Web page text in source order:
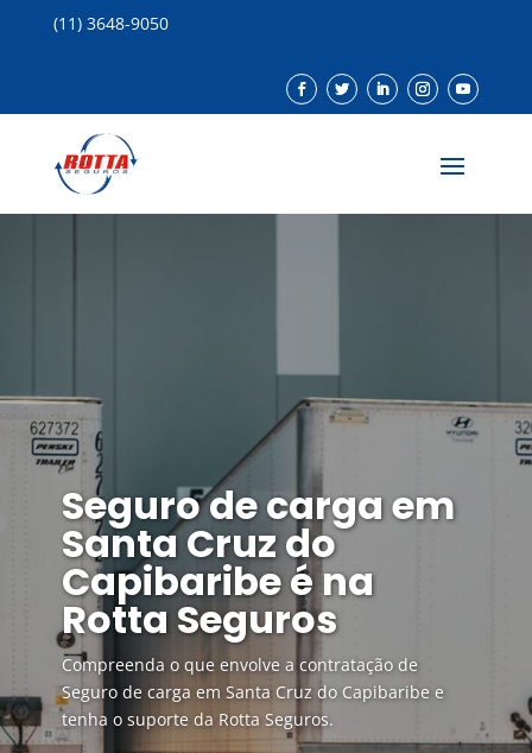
(11) 3648-9050
Seguro de carga em
Santa Cruz do
Capibaribe é na
Rotta Seguros
Compreenda o que envolve a contratação de
Seguro de carga em Santa Cruz do Capibaribe e
tenha o suporte da Rotta Seguros.